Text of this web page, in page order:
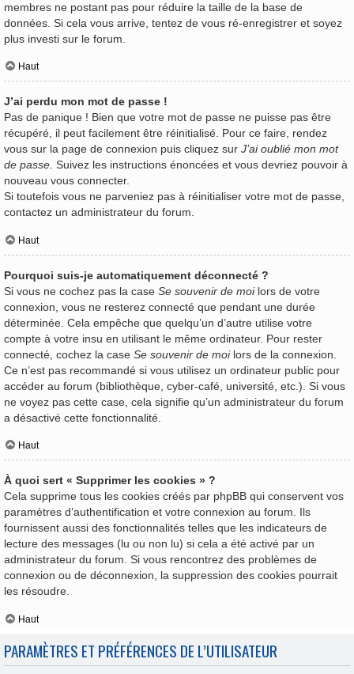
membres ne postant pas pour réduire la taille de la base de
données. Si cela vous arrive, tentez de vous ré-enregistrer et soyez
plus investi sur le forum.
Haut
J’ai perdu mon mot de passe !
Pas de panique ! Bien que votre mot de passe ne puisse pas être
récupéré, il peut facilement être réinitialisé. Pour ce faire, rendez
vous sur la page de connexion puis cliquez sur J’ai oublié mon mot
de passe. Suivez les instructions énoncées et vous devriez pouvoir à
nouveau vous connecter.
Si toutefois vous ne parveniez pas à réinitialiser votre mot de passe,
contactez un administrateur du forum.
Haut
Pourquoi suis-je automatiquement déconnecté ?
Si vous ne cochez pas la case Se souvenir de moilors de votre
connexion, vous ne resterez connecté que pendant une durée
déterminée. Cela empêche que quelqu’un d’autre utilise votre
compte à votre insu en utilisant le même ordinateur. Pour rester
connecté, cochez la case Se souvenir de moilors de la connexion.
Ce n’est pas recommandé si vous utilisez un ordinateur public pour
accéder au forum (bibliothèque, cyber-café, université, etc.). Si vous
ne voyez pas cette case, cela signifie qu’un administrateur du forum
a désactivé cette fonctionnalité.
Haut
À quoi sert « Supprimer les cookies » ?
Cela supprime tous les cookies créés par phpBB qui conservent vos
paramètres d’authentification et votre connexion au forum. Ils
fournissent aussi des fonctionnalités telles que les indicateurs de
lecture des messages (lu ou non lu) si cela a été activé par un
administrateur du forum. Si vous rencontrez des problèmes de
connexion ou de déconnexion, la suppression des cookies pourrait
les résoudre.
Haut
PARAMÈTRES ET PRÉFÉRENCES DE L’UTILISATEUR